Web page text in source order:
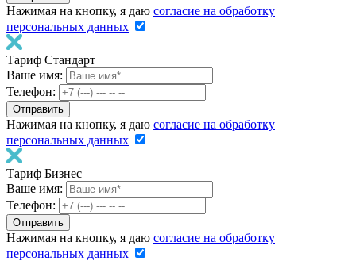
Нажимая на кнопку, я даю согласие на обработку
персональных данных
Тариф Стандарт
Ваше имя:
Телефон:
Нажимая на кнопку, я даю согласие на обработку
персональных данных
Тариф Бизнес
Ваше имя:
Телефон:
Нажимая на кнопку, я даю согласие на обработку
персональных данных